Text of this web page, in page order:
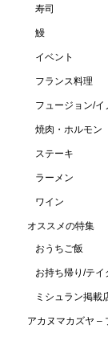
寿司
鰻
イベント
フランス料理
フュージョン/イ
焼肉・ホルモン
ステーキ
ラーメン
ワイン
オススメの特集
おうちご飯
お持ち帰り/テイ
ミシュラン掲載
アカヌマカズヤ –